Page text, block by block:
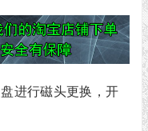
进行磁头更换，开